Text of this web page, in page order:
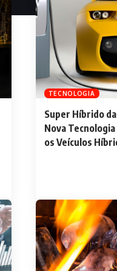
TECNOLOGIA
Super Híbrido
Nova
os Veículos